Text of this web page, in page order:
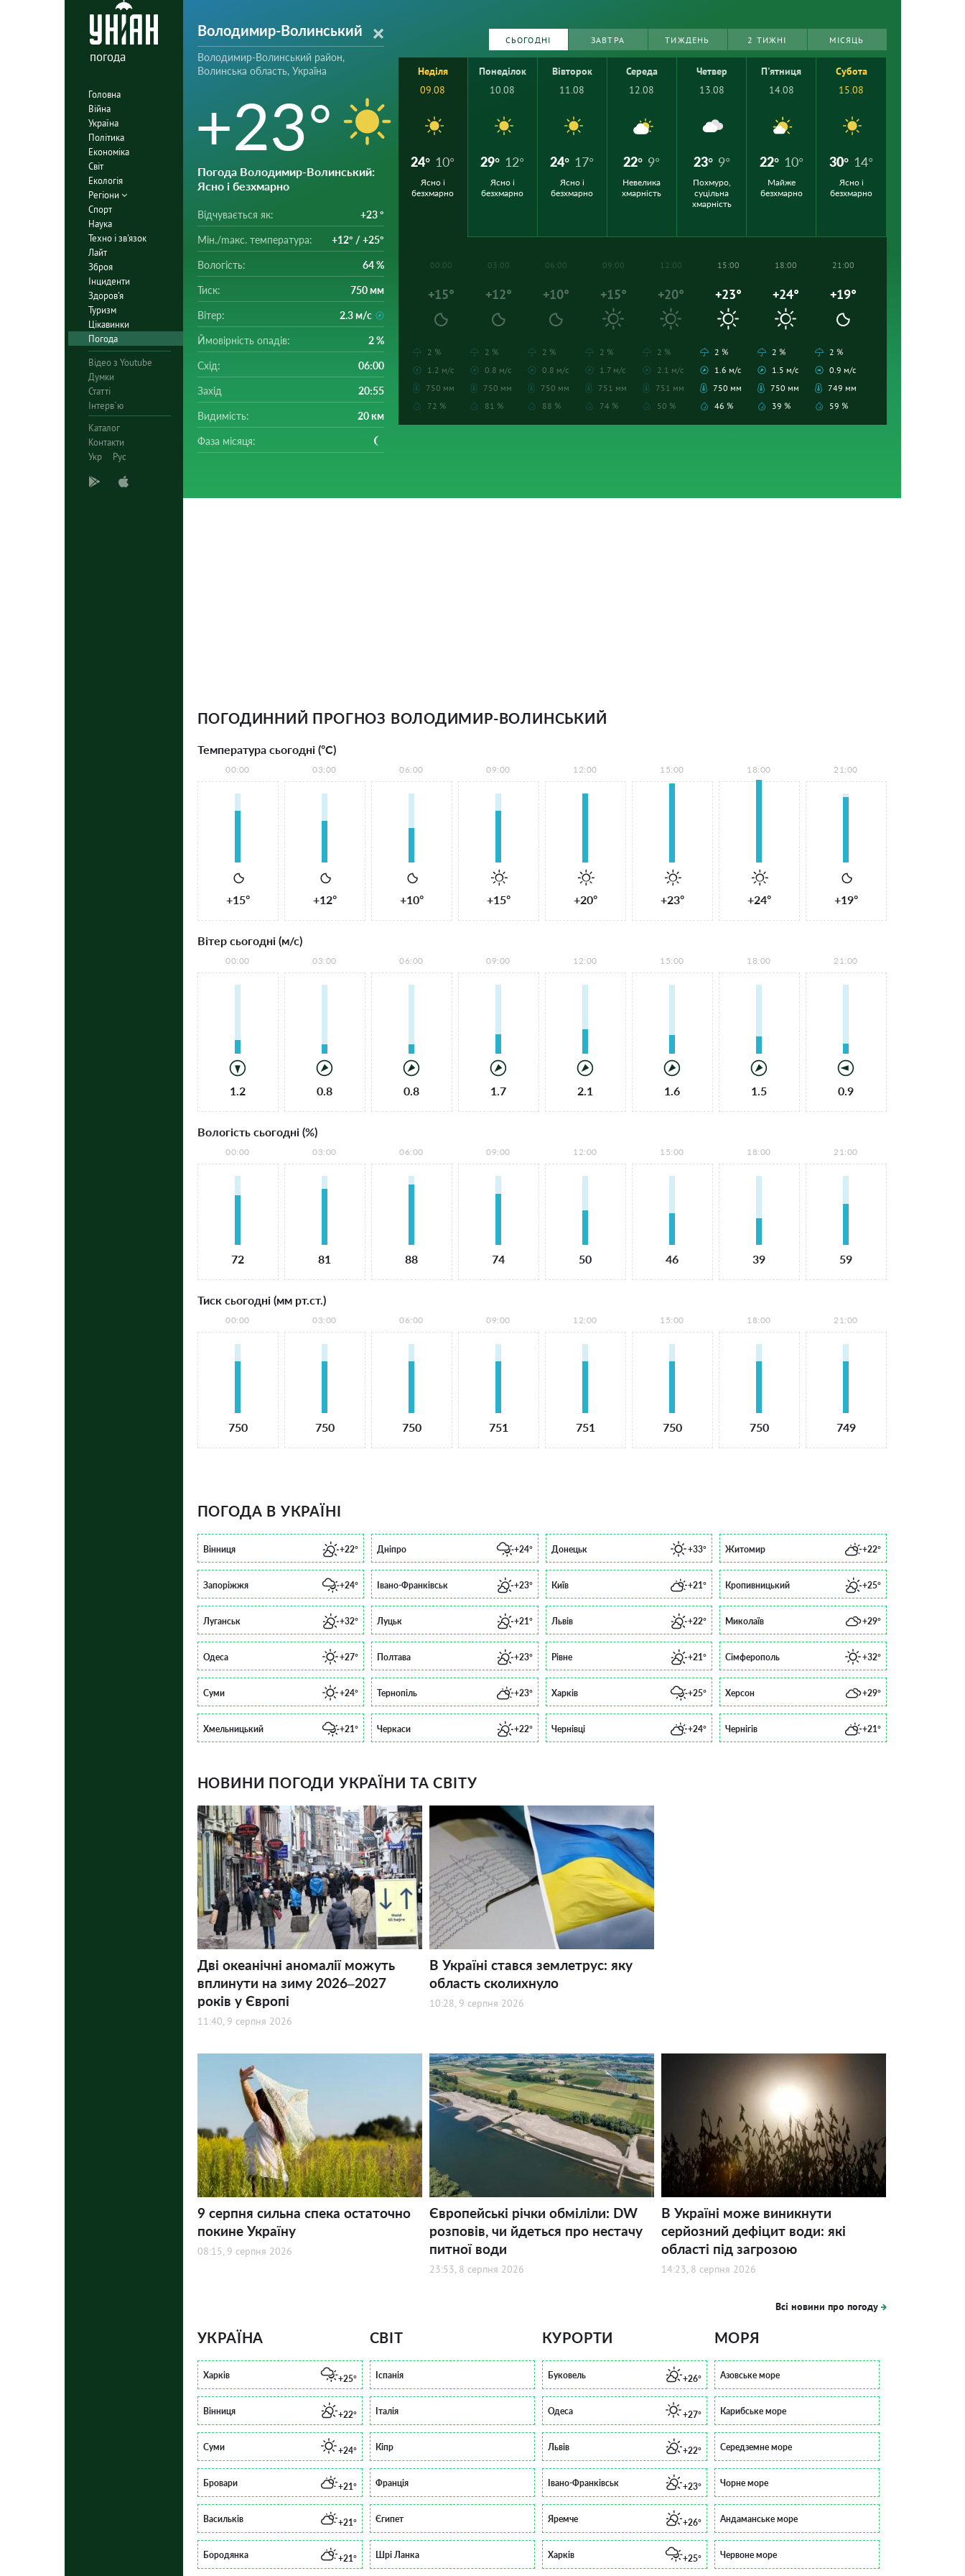
погода
Головна
Війна
Україна
Політика
Економіка
Світ
Екологія
Регіони
Спорт
Наука
Техно і зв'язок
Лайт
Зброя
Інциденти
Здоров'я
Туризм
Цікавинки
Погода
Відео з Youtube
Думки
Статті
Інтерв`ю
Каталог
Контакти
Укр
Рус
Володимир-Волинський
Володимир-Волинський район,
Волинська область, Україна
+23°
Погода Володимир-Волинський:
Ясно і безхмарно
Відчувається як: +23 °
Мін./mакс. температура: +12° / +25°
Вологість: 64 %
Тиск: 750 мм
Вітер: 2.3 м/с
Ймовірність опадів: 2 %
Схід: 06:00
Захід 20:55
Видимість: 20 км
Фаза місяця:
СЬОГОДНІ ЗАВТРА ТИЖДЕНЬ 2 ТИЖНІ МІСЯЦЬ
Неділя
09.08
24° 10°
Ясно і
безхмарно
Понеділок
10.08
29° 12°
Ясно і
безхмарно
Вівторок
11.08
24° 17°
Ясно і
безхмарно
Середа
12.08
22° 9°
Невелика
хмарність
Четвер
13.08
23° 9°
Похмуро,
суцільна
хмарність
П'ятниця
14.08
22° 10°
Майже
безхмарно
Субота
15.08
30° 14°
Ясно і
безхмарно
00:00
+15°
2 %
1.2 м/с
750 мм
72 %
03:00
+12°
2 %
0.8 м/с
750 мм
81 %
06:00
+10°
2 %
0.8 м/с
750 мм
88 %
09:00
+15°
2 %
1.7 м/с
751 мм
74 %
12:00
+20°
2 %
2.1 м/с
751 мм
50 %
15:00
+23°
2 %
1.6 м/с
750 мм
46 %
18:00
+24°
2 %
1.5 м/с
750 мм
39 %
21:00
+19°
2 %
0.9 м/с
749 мм
59 %
ПОГОДИННИЙ ПРОГНОЗ ВОЛОДИМИР-ВОЛИНСЬКИЙ
Температура сьогодні (°С)
00:00
+15°
03:00
+12°
06:00
+10°
09:00
+15°
12:00
+20°
15:00
+23°
18:00
+24°
21:00
+19°
Вітер сьогодні (м/с)
00:00
1.2
03:00
0.8
06:00
0.8
09:00
1.7
12:00
2.1
15:00
1.6
18:00
1.5
21:00
0.9
Вологість сьогодні (%)
00:00
72
03:00
81
06:00
88
09:00
74
12:00
50
15:00
46
18:00
39
21:00
59
Тиск сьогодні (мм рт.ст.)
00:00
750
03:00
750
06:00
750
09:00
751
12:00
751
15:00
750
18:00
750
21:00
749
ПОГОДА В УКРАЇНІ
Вінниця +22° Дніпро +24° Донецьк +33° Житомир +22°
Запоріжжя +24° Івано-Франківськ +23° Київ +21° Кропивницький +25°
Луганськ +32° Луцьк +21° Львів +22° Миколаїв +29°
Одеса +27° Полтава +23° Рівне +21° Сімферополь +32°
Суми +24° Тернопіль +23° Харків +25° Херсон +29°
Хмельницький +21° Черкаси +22° Чернівці +24° Чернігів +21°
НОВИНИ ПОГОДИ УКРАЇНИ ТА СВІТУ
Дві океанічні аномалії можуть
вплинути на зиму 2026–2027
років у Європі
11:40, 9 серпня 2026
В Україні стався землетрус: яку
область сколихнуло
10:28, 9 серпня 2026
9 серпня сильна спека остаточно
покине Україну
08:15, 9 серпня 2026
Європейські річки обміліли: DW
розповів, чи йдеться про нестачу
питної води
23:53, 8 серпня 2026
В Україні може виникнути
серйозний дефіцит води: які
області під загрозою
14:23, 8 серпня 2026
Всі новини про погоду
УКРАЇНА
Харків +25°
Вінниця +22°
Суми +24°
Бровари +21°
Васильків +21°
Бородянка +21°
СВІТ
Іспанія
Італія
Кіпр
Франція
Єгипет
Шрі Ланка
КУРОРТИ
Буковель +26°
Одеса +27°
Львів +22°
Івано-Франківськ +23°
Яремче +26°
Харків +25°
МОРЯ
Азовське море
Карибське море
Середземне море
Чорне море
Андаманське море
Червоне море